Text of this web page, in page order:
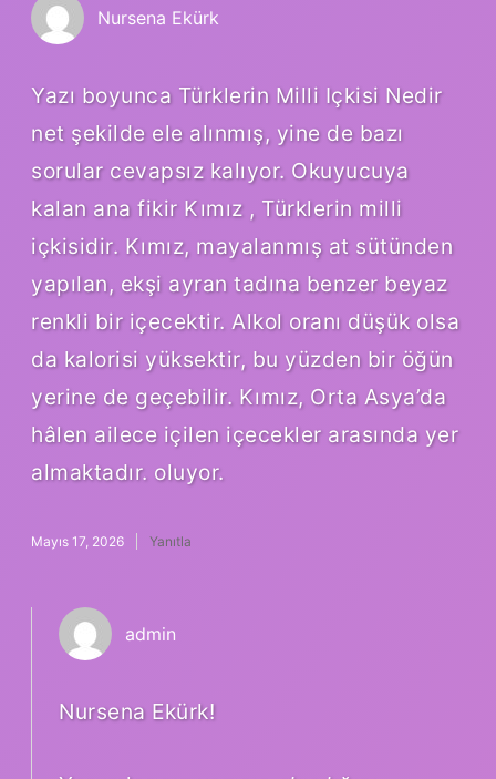
Nursena Ekürk
Yazı boyunca Türklerin Milli Içkisi Nedir
net şekilde ele alınmış, yine de bazı
sorular cevapsız kalıyor. Okuyucuya
kalan ana fikir Kımız , Türklerin milli
içkisidir. Kımız, mayalanmış at sütünden
yapılan, ekşi ayran tadına benzer beyaz
renkli bir içecektir. Alkol oranı düşük olsa
da kalorisi yüksektir, bu yüzden bir öğün
yerine de geçebilir. Kımız, Orta Asya’da
hâlen ailece içilen içecekler arasında yer
almaktadır. oluyor.
Mayıs 17, 2026 Yanıtla
admin
Nursena Ekürk!